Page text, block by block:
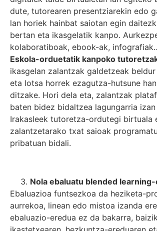
dute, tutorearen presentziarekin edo
lan horiek hainbat saiotan egin
bertan eta ikasgelatik kanpo.
kolaboratiboak, ebook-ak,
Eskola-orduetatik kanpoko
ikasgelan zalantzak galdetzeak
eta lotsa horrek ezagutza-hutsune
ditzake. Hori dela eta, zalantzak
baten bidez bidaltzea lagungarria
Irakasleek tutoretza-ordutegi birtuala
zalantzetarako txat saioak
pribatuan bidali.
Nola ebaluatu blended learning-
Ebaluazioa funtsezkoa da heziketa-
aurrekoa, linean edo mistoa izanda
ebaluazio-eredua ez da bakarra,